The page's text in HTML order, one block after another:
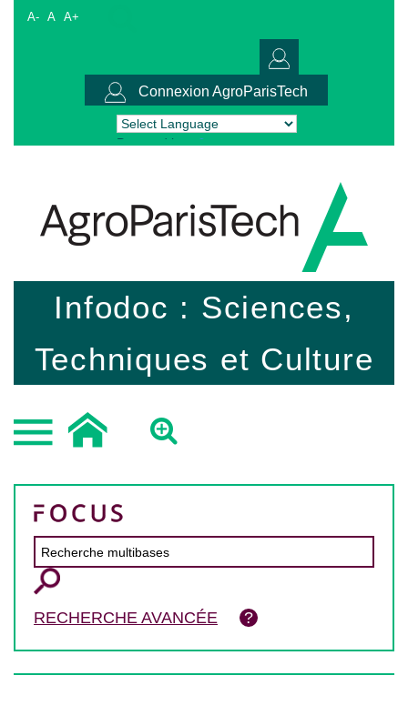
A- A A+
Connexion AgroParisTech
Powered by Translate
Infodoc : Sciences,
Techniques et Culture
RECHERCHE AVANCÉE